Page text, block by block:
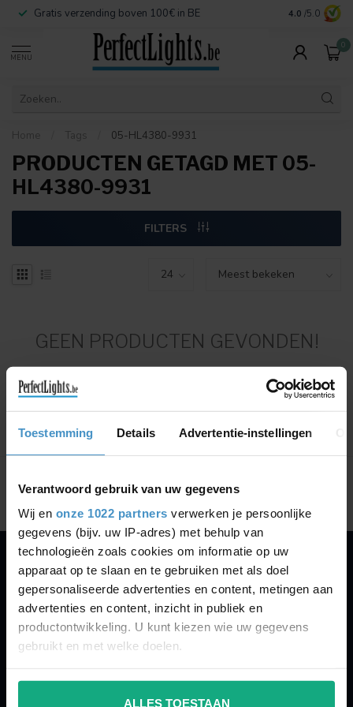
Toestemming Details Advertentie-instellingen
Verantwoord gebruik van uw gegevens
Wij en onze 1022 partners verwerken je persoonlijke
gegevens (bijv. uw IP-adres) met behulp van
technologieën zoals cookies om informatie op uw
apparaat op te slaan en te gebruiken met als doel
gepersonaliseerde advertenties en content, metingen aan
advertenties en content, inzicht in publiek en
productontwikkeling. U kunt kiezen wie uw gegevens
gebruikt en met welke doelen.
Als u het toestaat, willen we ook graag:
ALLES TOESTAAN
Gratis verzending boven 100€ in BE Veilige
4.0 /5.0
MENU
0
Home Tags 05-HL4380-9931
PRODUCTEN GETAGD MET 05-
HL4380-9931
FILTERS
GEEN PRODUCTEN GEVONDEN!
Toon1-0van 0
PERFECTLIGHTS
Gegevens:
Kruisbeeldsraat 72
9220 Hamme